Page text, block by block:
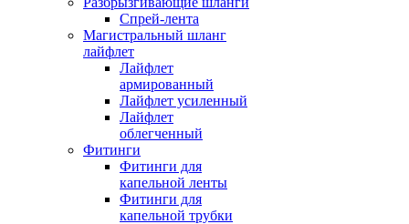
Спрей-лента
Магистральный шланг
лайфлет
Лайфлет
армированный
Лайфлет усиленный
Лайфлет
облегченный
Фитинги
Фитинги для
капельной ленты
Фитинги для
капельной трубки